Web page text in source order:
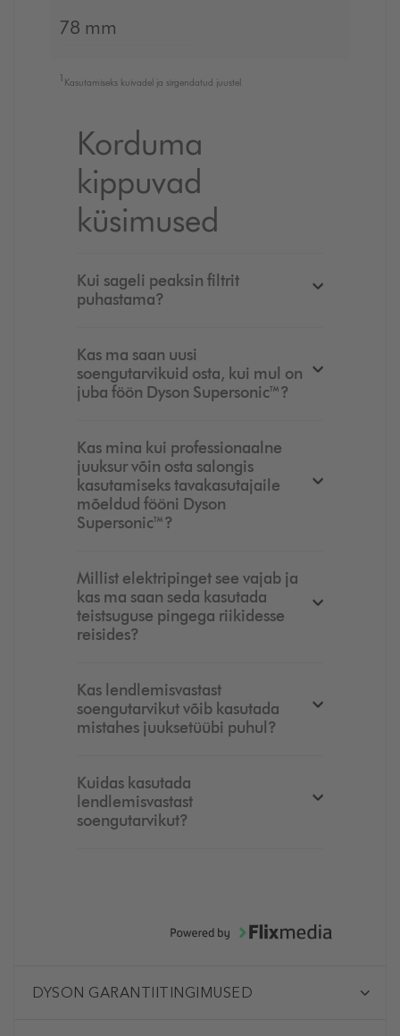
78 mm
1 Kasutamiseks kuivadel ja sirgendatud juustel
Korduma
kippuvad
küsimused
Kui sageli peaksin filtrit
puhastama?
Kas ma saan uusi
soengutarvikuid osta, kui mul on
juba föön Dyson Supersonic™?
Kas mina kui professionaalne
juuksur võin osta salongis
kasutamiseks tavakasutajaile
mõeldud fööni Dyson
Supersonic™?
Millist elektripinget see vajab ja
kas ma saan seda kasutada
teistsuguse pingega riikidesse
reisides?
Kas lendlemisvastast
soengutarvikut võib kasutada
mistahes juuksetüübi puhul?
Kuidas kasutada
lendlemisvastast
soengutarvikut?
DYSON GARANTIITINGIMUSED